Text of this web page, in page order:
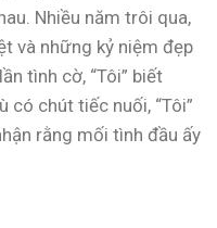
Nhiều năm trôi qua,
và những kỷ niệm đẹp
tình cờ, “Tôi” biết
có chút tiếc nuối, “Tôi”
rằng mối tình đầu ấy